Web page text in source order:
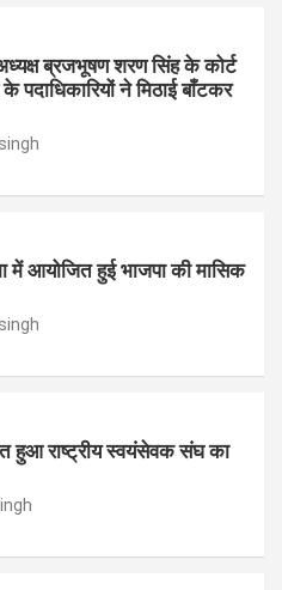
ब्रजभूषण शरण सिंह के कोर्ट
पदाधिकारियों ने मिठाई बाँटकर
आयोजित हुई भाजपा की मासिक
हुआ राष्ट्रीय स्वयंसेवक संघ का